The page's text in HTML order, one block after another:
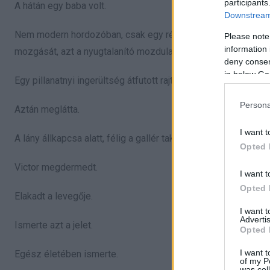
Please
information
deny
in below
I want
Opted
I want
Opted
I want
Opted
I want
of my
A hátán egy baba volt.
Nem modern hordozóban, csak egy régi, elnyűtt takaróval
mozgását, azt a nyugtalanító mozdulatlanságot.
Egy pillanatnyi ingerültség átfutott rajta. Pont az ilyen
Aztán meglátta.
A lány állkapcsa alatt, félig a gallér takarásában ott volt egy
Victor megdermedt.
Elakadt a levegője.
Ismerte azt a jelet.
Egész életében ismerte.